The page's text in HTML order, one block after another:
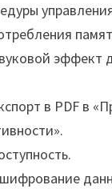
эффект
в PDF в